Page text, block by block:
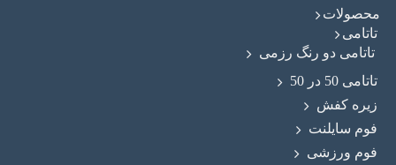
محصولات
تاتامی
تاتامی دو رنگ رزمی
تاتامی 50 در 50
زیره کفش
فوم سایلنت
فوم ورزشی